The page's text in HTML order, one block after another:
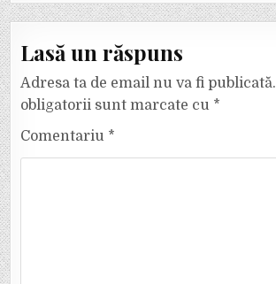
Lasă un răspuns
Adresa ta de email nu va fi publicată.
obligatorii sunt marcate cu *
Comentariu *